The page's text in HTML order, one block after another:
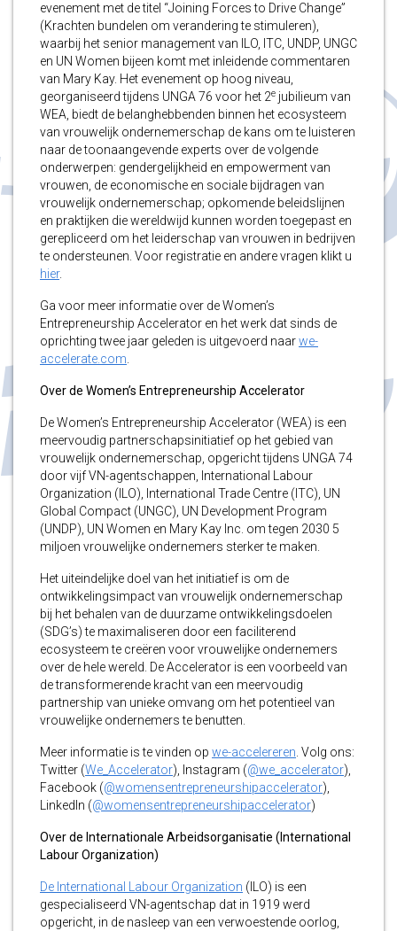
evenement met de titel “Joining Forces to Drive Change”
(Krachten bundelen om verandering te stimuleren),
waarbij het senior management van ILO, ITC, UNDP, UNGC
en UN Women bijeen komt met inleidende commentaren
van Mary Kay. Het evenement op hoog niveau,
georganiseerd tijdens UNGA 76 voor het 2e jubilieum van
WEA, biedt de belanghebbenden binnen het ecosysteem
van vrouwelijk ondernemerschap de kans om te luisteren
naar de toonaangevende experts over de volgende
onderwerpen: gendergelijkheid en empowerment van
vrouwen, de economische en sociale bijdragen van
vrouwelijk ondernemerschap; opkomende beleidslijnen
en praktijken die wereldwijd kunnen worden toegepast en
gerepliceerd om het leiderschap van vrouwen in bedrijven
te ondersteunen. Voor registratie en andere vragen klikt u
hier.
Ga voor meer informatie over de Women’s
Entrepreneurship Accelerator en het werk dat sinds de
oprichting twee jaar geleden is uitgevoerd naarwe-
accelerate.com
Over de Women’s Entrepreneurship Accelerator
De Women’s Entrepreneurship Accelerator (WEA) is een
meervoudig partnerschapsinitiatief op het gebied van
vrouwelijk ondernemerschap, opgericht tijdens UNGA 74
door vijf VN-agentschappen, International Labour
Organization (ILO), International Trade Centre (ITC), UN
Global Compact (UNGC), UN Development Program
(UNDP), UN Women en Mary Kay Inc. om tegen 2030 5
miljoen vrouwelijke ondernemers sterker te maken.
Het uiteindelijke doel van het initiatief is om de
ontwikkelingsimpact van vrouwelijk ondernemerschap
bij het behalen van de duurzame ontwikkelingsdoelen
(SDG’s) te maximaliseren door een faciliterend
ecosysteem te creëren voor vrouwelijke ondernemers
over de hele wereld. De Accelerator is een voorbeeld van
de transformerende kracht van een meervoudig
partnership van unieke omvang om het potentieel van
vrouwelijke ondernemers te benutten.
Meer informatie is te vinden op we-accelereren . Volg ons:
Twitter (We_Accelerator), Instagram (@we_accelerator),
Facebook (@womensentrepreneurshipaccelerator),
LinkedIn (@womensentrepreneurshipaccelerator)
Over de Internationale Arbeidsorganisatie (International
Labour Organization)
De International Labour Organization (ILO) is een
gespecialiseerd VN-agentschap dat in 1919 werd
opgericht, in de nasleep van een verwoestende oorlog,